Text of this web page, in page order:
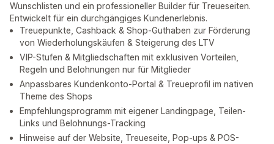
Wunschlisten und ein professioneller Builder für Treueseiten.
Entwickelt für ein durchgängiges Kundenerlebnis.
Treuepunkte, Cashback & Shop-Guthaben zur Förderung
von Wiederholungskäufen & Steigerung des LTV
VIP-Stufen & Mitgliedschaften mit exklusiven Vorteilen,
Regeln und Belohnungen nur für Mitglieder
Anpassbares Kundenkonto-Portal & Treueprofil im nativen
Theme des Shops
Empfehlungsprogramm mit eigener Landingpage, Teilen-
Links und Belohnungs-Tracking
Hinweise auf der Website, Treueseite, Pop-ups & POS-